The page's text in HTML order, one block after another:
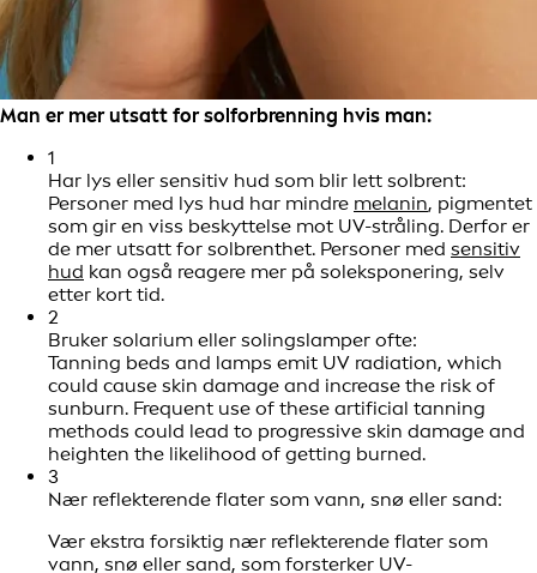
Man er mer utsatt for solforbrenning hvis man:
1
Har lys eller sensitiv hud som blir lett solbrent:
Personer med lys hud har mindre melanin, pigmentet
som gir en viss beskyttelse mot UV-stråling. Derfor er
de mer utsatt for solbrenthet. Personer med sensitiv
hud kan også reagere mer på soleksponering, selv
etter kort tid.
2
Bruker solarium eller solingslamper ofte:
Tanning beds and lamps emit UV radiation, which
could cause skin damage and increase the risk of
sunburn. Frequent use of these artificial tanning
methods could lead to progressive skin damage and
heighten the likelihood of getting burned.
3
Nær reflekterende flater som vann, snø eller sand:
Vær ekstra forsiktig nær reflekterende flater som
vann, snø eller sand, som forsterker UV-